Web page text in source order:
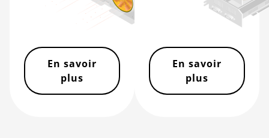
BITMAIN AntMiner S19
XP+ Hyd (279Th)
Pro (100Th)
BITMAIN AntMiner S19j
Pro (104Th)
En savoir
plus
En savoir
plus